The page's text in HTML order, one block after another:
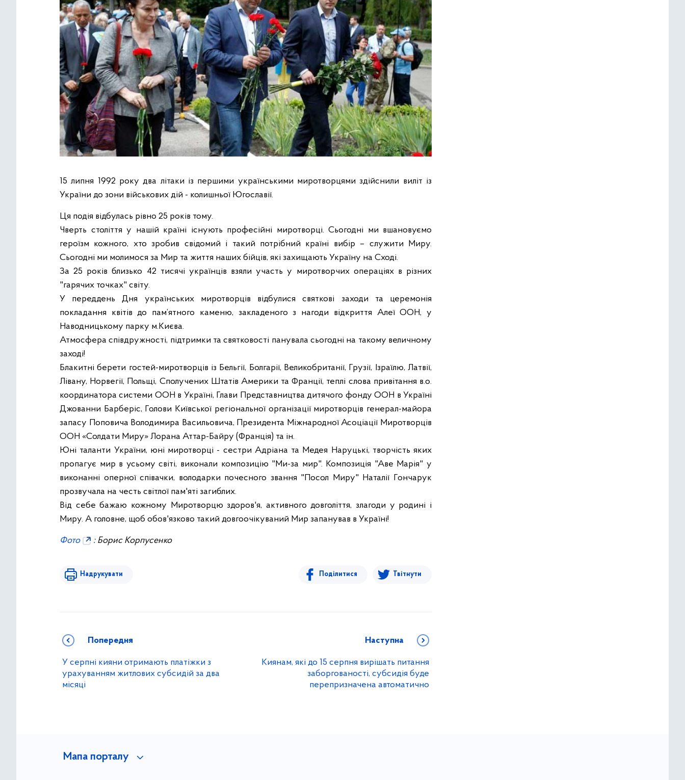
15 липня 1992 року два літаки із першими українськими миротворцями здійснили виліт із
України до зони військових дій - колишньої Югославії.
Ця подія відбулась рівно 25 років тому.
Чверть століття у нашій країні існують професійні миротворці. Сьогодні ми вшановуємо
героїзм кожного, хто зробив свідомий і такий потрібний країні вибір – служити Миру.
Сьогодні ми молимося за Мир та життя наших бійців, які захищають Україну на Сході.
За 25 років близько 42 тисячі українців взяли участь у миротворчих операціях в різних
"гарячих точках" світу.
У переддень Дня українських миротворців відбулися святкові заходи та церемонія
покладання квітів до пам’ятного каменю, закладеного з нагоди відкриття Алеї ООН, у
Наводницькому парку м.Києва.
Атмосфера співдружності, підтримки та святковості панувала сьогодні на такому величному
заході!
Блакитні берети гостей-миротворців із Бельгії, Болгарії, Великобританії, Грузії, Ізраїлю, Латвії,
Лівану, Норвегії, Польщі, Сполучених Штатів Америки та Франції, теплі слова привітання в.о.
координатора системи ООН в Україні, Глави Представництва дитячого фонду ООН в Україні
Джованни Барберіс, Голови Київської регіональної організації миротворців генерал-майора
запасу Поповича Володимира Васильовича, Президента Міжнародної Асоціації Миротворців
ООН «Солдати Миру» Лорана Аттар-Байру (Франція) та ін.
Юні таланти України, юні миротворці - сестри Адріана та Медея Наруцькі, творчість яких
пропагує мир в усьому світі, виконали композицію "Ми-за мир". Композиція "Аве Марія" у
виконанні оперної співачки, володарки почесного звання "Посол Миру" Наталії Гончарук
прозвучала на честь світлої пам'яті загиблих.
Від себе бажаю кожному Миротворцю здоров'я, активного довголіття, злагоди у родині і
Миру. А головне, щоб обов'язково такий довгоочікуваний Мир запанував в Україні!
Фото : Борис Корпусенко
Надрукувати Поділитися Твітнути
Попередня
У серпні кияни отримають платіжки з
урахуванням житлових субсидій за два
місяці
Наступна
Киянам, які до 15 серпня вирішать питання
заборгованості, субсидія буде
перепризначена автоматично
Мапа порталу